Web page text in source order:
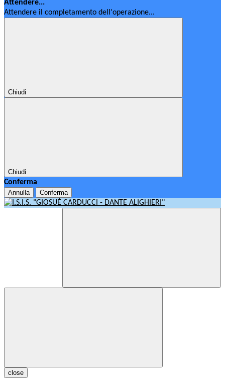
Attendere...
Attendere il completamento dell'operazione...
Chiudi
Chiudi
Conferma
Annulla Conferma
close